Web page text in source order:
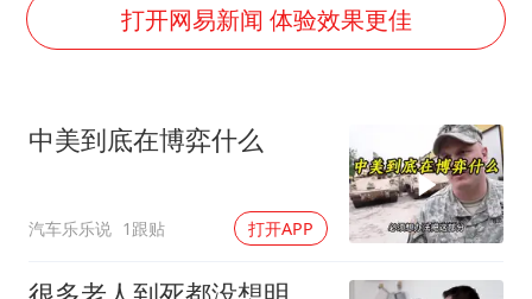
上门女婿出轨女邻居多年被判重婚罪
王艺迪2-4不敌张本美和止步4强
司机见竹子晃动紧急停车救下全车人
灌溉水坝被隔成鱼塘 村民投诉20余年
打开网易新闻 体验效果更佳
中美到底在博弈什么
汽车乐乐说 1跟贴 打开APP